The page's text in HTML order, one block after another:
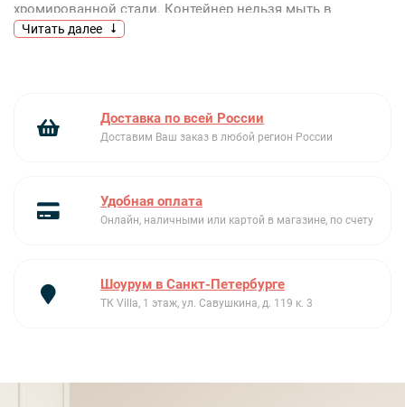
хромированной стали. Контейнер нельзя мыть в
посудомоечной машине.
Читать далее
Доставка по всей России
Доставим Ваш заказ в любой регион России
Удобная оплата
Онлайн, наличными или картой в магазине, по счету
Шоурум в Санкт-Петербурге
ТК Villa, 1 этаж, ул. Савушкина, д. 119 к. 3